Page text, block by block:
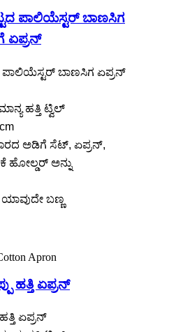
ಪಾಲಿಯೆಸ್ಟರ್ ಬಾಣಸಿಗ
ಏಪ್ರನ್
ಪಾಲಿಯೆಸ್ಟರ್ ಬಾಣಸಿಗ ಏಪ್ರನ್
ಹತ್ತಿ ಟ್ವಿಲ್
ಅಡಿಗೆ ಸೆಟ್, ಏಪ್ರನ್,
ಹೋಲ್ಡರ್ ಅನ್ನು
ಯಾವುದೇ ಬಣ್ಣ
ಹತ್ತಿ ಏಪ್ರನ್
ಏಪ್ರನ್